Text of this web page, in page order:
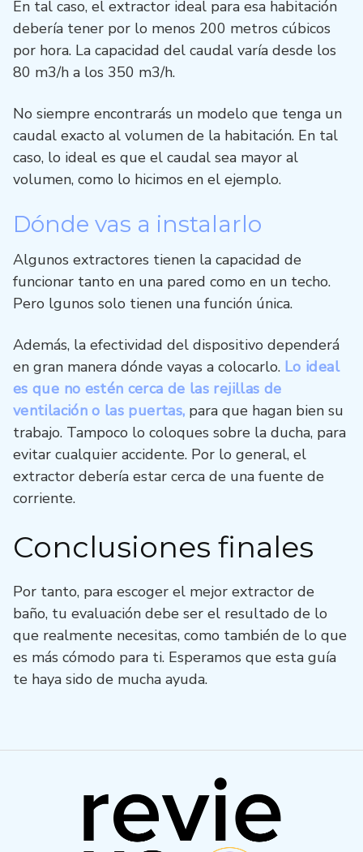
En tal caso, el extractor ideal para esa habitación
debería tener por lo menos 200 metros cúbicos
por hora. La capacidad del caudal varía desde los
80 m3/h a los 350 m3/h.
No siempre encontrarás un modelo que tenga un
caudal exacto al volumen de la habitación. En tal
caso, lo ideal es que el caudal sea mayor al
volumen, como lo hicimos en el ejemplo.
Dónde vas a instalarlo
Algunos extractores tienen la capacidad de
funcionar tanto en una pared como en un techo.
Pero lgunos solo tienen una función única.
Además, la efectividad del dispositivo dependerá
en gran manera dónde vayas a colocarlo. Lo ideal
es que no estén cerca de las rejillas de
ventilación o las puertas, para que hagan bien su
trabajo. Tampoco lo coloques sobre la ducha, para
evitar cualquier accidente. Por lo general, el
extractor debería estar cerca de una fuente de
corriente.
Conclusiones finales
Por tanto, para escoger el mejor extractor de
baño, tu evaluación debe ser el resultado de lo
que realmente necesitas, como también de lo que
es más cómodo para ti. Esperamos que esta guía
te haya sido de mucha ayuda.